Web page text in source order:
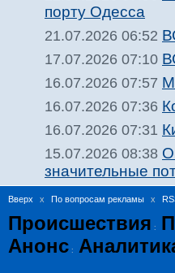
порту Одесса
21.07.2026 06:52
17.07.2026 07:10
16.07.2026 07:57
16.07.2026 07:36
16.07.2026 07:31
15.07.2026 08:38
значительные
Вверх x По вопросам рекламы x
Происшествия :
Анонс :